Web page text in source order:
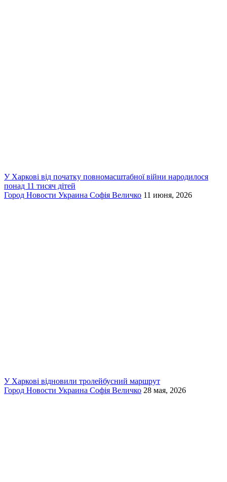
У Харкові від початку повномасштабної війни народилося
понад 11 тисяч дітей
Город Новости Украина Софія Величко 11 июня, 2026
У Харкові відновили тролейбусний маршрут
Город Новости Украина Софія Величко 28 мая, 2026